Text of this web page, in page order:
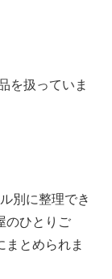
を扱っていま
別に整理でき
のひとりご
まとめられま